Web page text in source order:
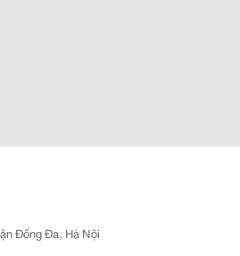
Đống Đa, Hà Nội